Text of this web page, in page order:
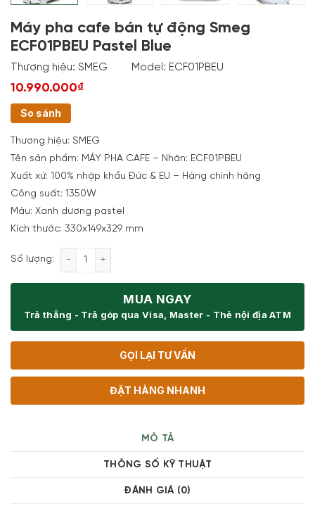
Máy pha cafe bán tự động Smeg
ECF01PBEU Pastel Blue
Thương hiệu: SMEG Model: ECF01PBEU
10.990.000₫
So sánh
Thương hiệu: SMEG
Tên sản phẩm: MÁY PHA CAFE – Nhãn: ECF01PBEU
Xuất xứ: 100% nhập khẩu Đức & EU – Hàng chính hãng
Công suất: 1350W
Màu: Xanh dương pastel
Kích thước: 330x149x329 mm
Số lượng: Máy pha cafe bán tự động Smeg ECF01PBEU
MUA NGAY
Trả thẳng - Trả góp qua Visa, Master - Thẻ nội địa ATM
GỌI LẠI TƯ VẤN
ĐẶT HÀNG NHANH
MÔ TẢ
THÔNG SỐ KỸ THUẬT
ĐÁNH GIÁ (0)